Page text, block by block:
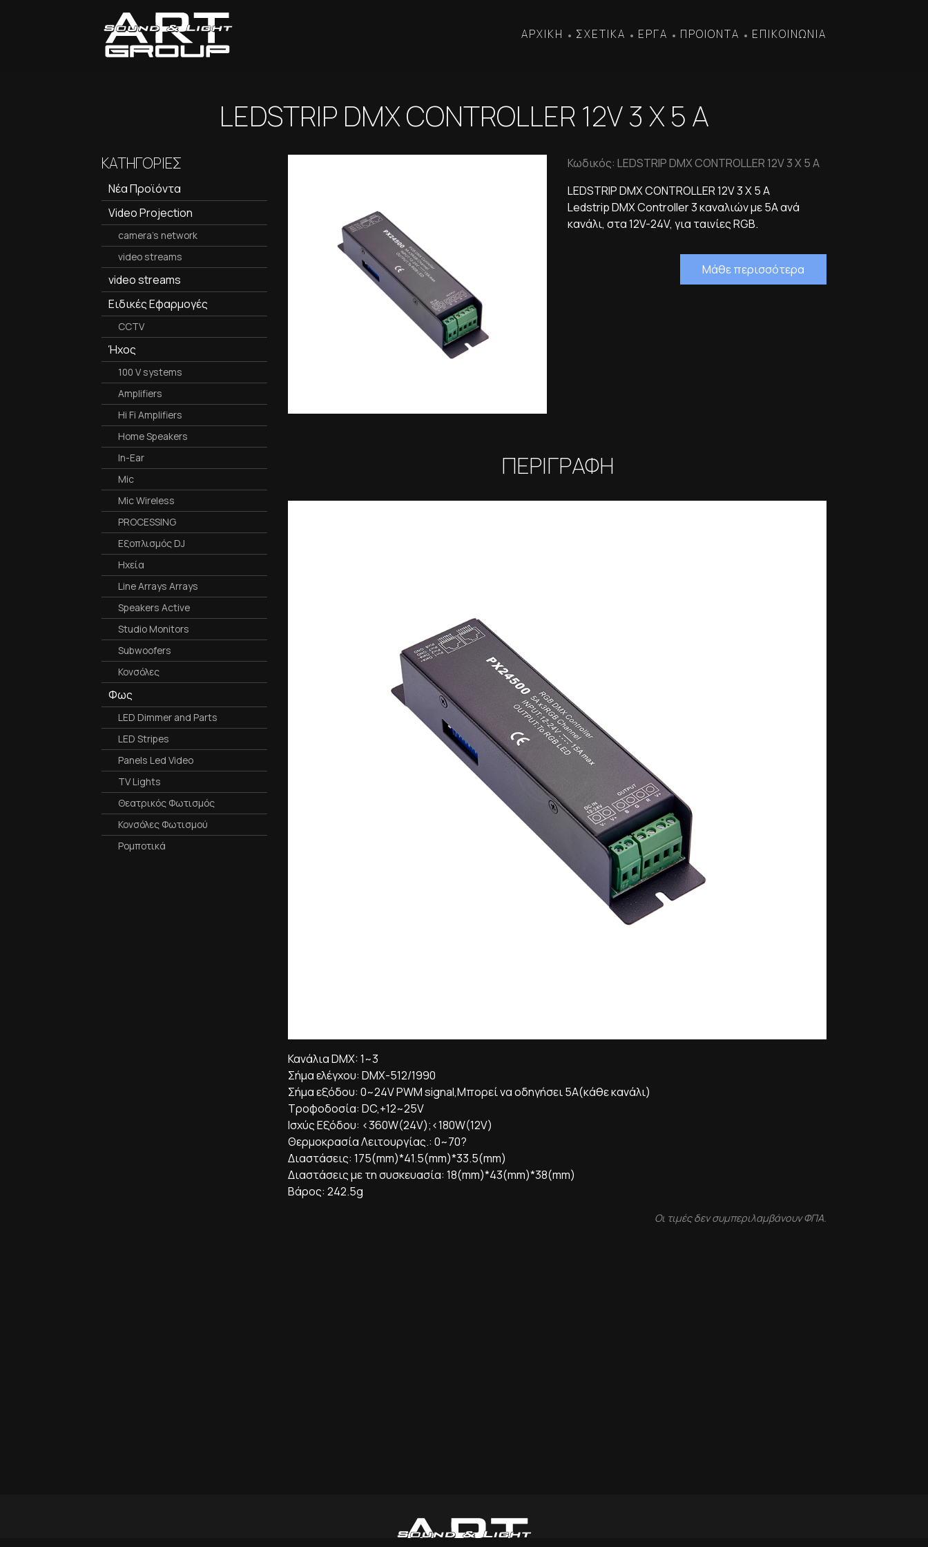
ΑΡΧΙΚΗ • ΣΧΕΤΙΚΑ • ΕΡΓΑ • ΠΡΟΙΟΝΤΑ • ΕΠΙΚΟΙΝΩΝΙΑ
LEDSTRIP DMX CONTROLLER 12V 3 X 5 A
ΚΑΤΗΓΟΡΙΕΣ
Νέα Προϊόντα
Video Projection
camera's network
video streams
video streams
Ειδικές Εφαρμογές
CCTV
Ήχος
100 V systems
Amplifiers
Hi Fi Amplifiers
Home Speakers
In-Ear
Mic
Mic Wireless
PROCESSING
Εξοπλισμός DJ
Ηχεία
Line Arrays Arrays
Speakers Active
Studio Monitors
Subwoofers
Κονσόλες
Φως
LED Dimmer and Parts
LED Stripes
Panels Led Video
TV Lights
Θεατρικός Φωτισμός
Κονσόλες Φωτισμού
Ρομποτικά
Κωδικός: LEDSTRIP DMX CONTROLLER 12V 3 X 5 A
LEDSTRIP DMX CONTROLLER 12V 3 X 5 A
Ledstrip DMX Controller 3 καναλιών με 5A ανά
κανάλι, στα 12V-24V, για ταινίες RGB.
Μάθε περισσότερα
ΠΕΡΙΓΡΑΦΗ
Κανάλια DMX: 1~3
Σήμα ελέγχου: DMX-512/1990
Σήμα εξόδου: 0~24V PWM signal,Μπορεί να οδηγήσει 5A(κάθε κανάλι)
Τροφοδοσία: DC,+12~25V
Ισχύς Εξόδου: <360W(24V);<180W(12V)
Θερμοκρασία Λειτουργίας.: 0~70?
Διαστάσεις: 175(mm)*41.5(mm)*33.5(mm)
Διαστάσεις με τη συσκευασία: 18(mm)*43(mm)*38(mm)
Βάρος: 242.5g
Οι τιμές δεν συμπεριλαμβάνουν ΦΠΑ.